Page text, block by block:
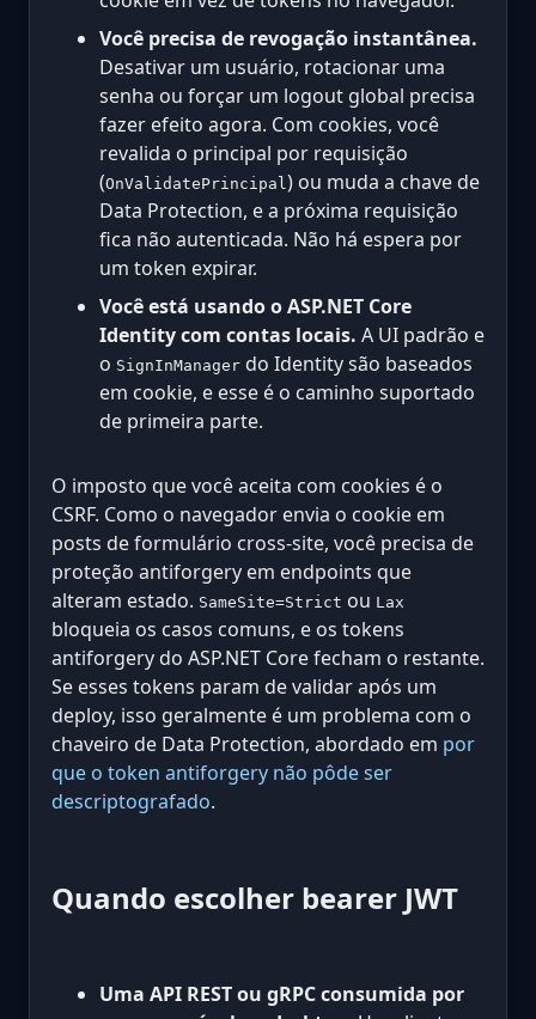
Você precisa de revogação instantânea.
Desativar um usuário, rotacionar uma
senha ou forçar um logout global precisa
fazer efeito agora. Com cookies, você
revalida o principal por requisição
(OnValidatePrincipal) ou muda a chave de
Data Protection, e a próxima requisição
fica não autenticada. Não há espera por
um token expirar.
Você está usando o ASP.NET Core
Identity com contas locais. A UI padrão e
o SignInManager do Identity são baseados
em cookie, e esse é o caminho suportado
de primeira parte.
O imposto que você aceita com cookies é o
CSRF. Como o navegador envia o cookie em
posts de formulário cross-site, você precisa de
proteção antiforgery em endpoints que
alteram estado. SameSite=Strict ou Lax
bloqueia os casos comuns, e os tokens
antiforgery do ASP.NET Core fecham o restante.
Se esses tokens param de validar após um
deploy, isso geralmente é um problema com o
chaveiro de Data Protection, abordado em por
que o token antiforgery não pôde ser
descriptografado.
Quando escolher bearer JWT
Uma API REST ou gRPC consumida por